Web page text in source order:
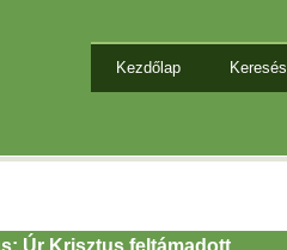
Kezdőlap Keresés
Úr Krisztus feltámadott